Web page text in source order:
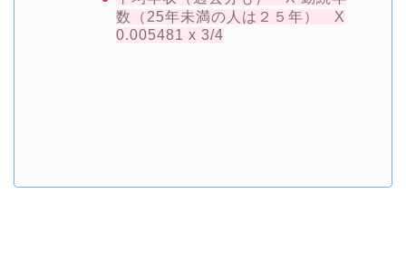
数（25年未満の人は２５年） X
0.005481 x 3/4